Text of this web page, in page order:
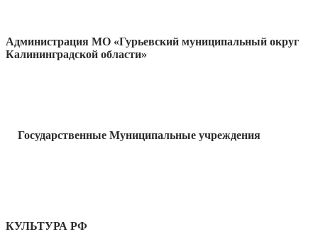
Администрация МО «Гурьевский муниципальный округ
Калининградской области»
Государственные Муниципальные учреждения
КУЛЬТУРА РФ